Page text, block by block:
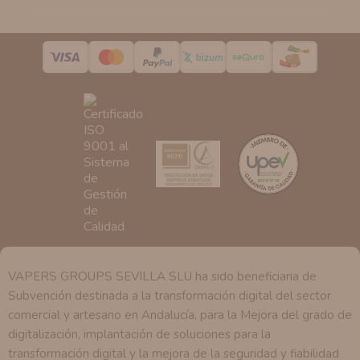
pedimos.
Derechos:
Tiene derecho a saber qué información
tenemos sobre usted, corregirla y eliminarla, tal y como
se explica en la información adicional disponible en
nuestra página web.
VAPERS GROUPS SEVILLA SLU ha sido beneficiaria de
Subvención destinada a la transformación digital del sector
comercial y artesano en Andalucía, para la Mejora del grado de
digitalización, implantación de soluciones para la
transformación digital y la mejora de la seguridad y fiabilidad